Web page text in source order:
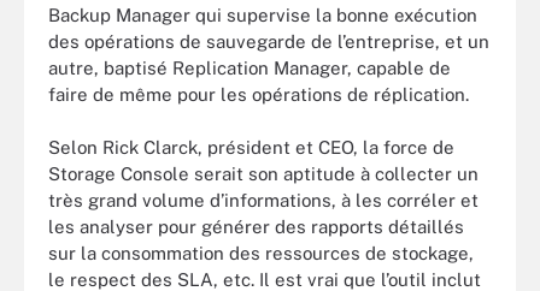
Backup Manager qui supervise la bonne exécution
des opérations de sauvegarde de l’entreprise, et un
autre, baptisé Replication Manager, capable de
faire de même pour les opérations de réplication.
Selon Rick Clarck, président et CEO, la force de
Storage Console serait son aptitude à collecter un
très grand volume d’informations, à les corréler et
les analyser pour générer des rapports détaillés
sur la consommation des ressources de stockage,
le respect des SLA, etc. Il est vrai que l’outil inclut